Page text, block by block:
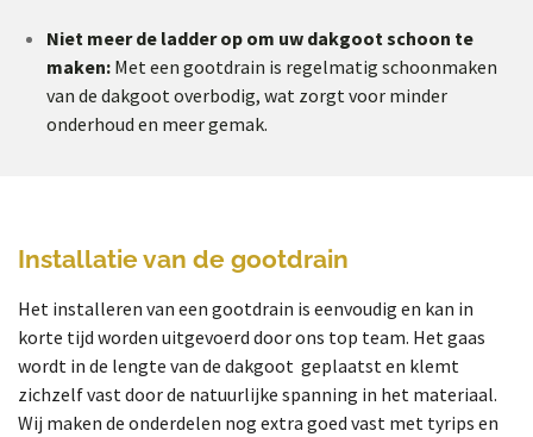
Niet meer de ladder op om uw dakgoot schoon te
maken: Met een gootdrain is regelmatig schoonmaken
van de dakgoot overbodig, wat zorgt voor minder
onderhoud en meer gemak.​
Installatie van de gootdrain
Het installeren van een gootdrain is eenvoudig en kan in
korte tijd worden uitgevoerd door ons top team. Het gaas
wordt in de lengte van de dakgoot geplaatst en klemt
zichzelf vast door de natuurlijke spanning in het materiaal.
Wij maken de onderdelen nog extra goed vast met tyrips en